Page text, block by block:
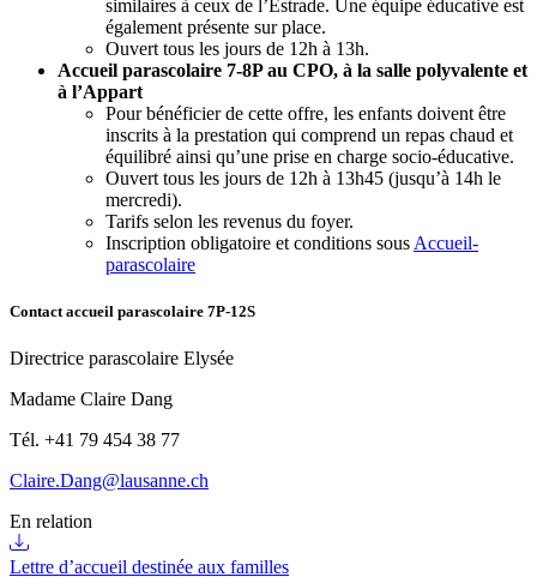
similaires à ceux de l’Estrade. Une équipe éducative est
également présente sur place.
Ouvert tous les jours de 12h à 13h.
Accueil parascolaire 7-8P au CPO, à la salle polyvalente et
à l’Appart
Pour bénéficier de cette offre, les enfants doivent être
inscrits à la prestation qui comprend un repas chaud et
équilibré ainsi qu’une prise en charge socio-éducative.
Ouvert tous les jours de 12h à 13h45 (jusqu’à 14h le
mercredi).
Tarifs selon les revenus du foyer.
Inscription obligatoire et conditions sous Accueil-
parascolaire
Contact accueil parascolaire 7P-12S
Directrice parascolaire Elysée
Madame Claire Dang
Tél. +41 79 454 38 77
Claire.Dang@lausanne.ch
En relation
Lettre d’accueil destinée aux familles